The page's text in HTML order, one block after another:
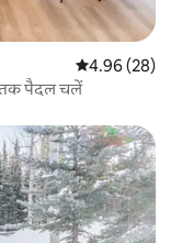
औसत रेटिंग 5 में
4.96 (28)
तक पैदल चलें